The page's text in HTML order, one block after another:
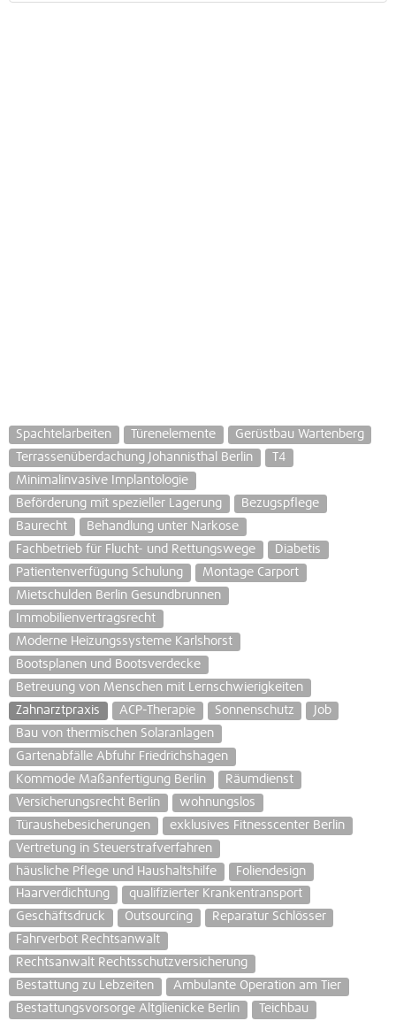
Spachtelarbeiten Türenelemente
Gerüstbau Wartenberg
Terrassenüberdachung Johannisthal Berlin
T4
Minimalinvasive Implantologie
Beförderung mit spezieller Lagerung
Bezugspflege
Baurecht
Behandlung unter Narkose
Fachbetrieb für Flucht- und Rettungswege
Diabetis
Patientenverfügung Schulung
Montage Carport
Mietschulden Berlin Gesundbrunnen
Immobilienvertragsrecht
Moderne Heizungssysteme Karlshorst
Bootsplanen und Bootsverdecke
Betreuung von Menschen mit Lernschwierigkeiten
Zahnarztpraxis
ACP-Therapie Sonnenschutz
Job
Bau von thermischen Solaranlagen
Gartenabfälle Abfuhr Friedrichshagen
Kommode Maßanfertigung Berlin
Räumdienst
Versicherungsrecht Berlin
wohnungslos
Türaushebesicherungen
exklusives Fitnesscenter Berlin
Vertretung in Steuerstrafverfahren
häusliche Pflege und Haushaltshilfe
Foliendesign
Haarverdichtung
qualifizierter Krankentransport
Geschäftsdruck
Outsourcing
Reparatur Schlösser
Fahrverbot Rechtsanwalt
Rechtsanwalt Rechtsschutzversicherung
Bestattung zu Lebzeiten
Ambulante Operation am Tier
Bestattungsvorsorge Altglienicke Berlin
Teichbau